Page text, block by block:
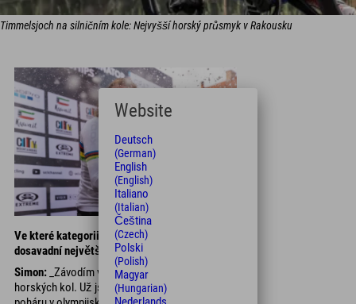
Timmelsjoch na silničním kole: Nejvyšší horský průsmyk v Rakousku
Ve které kategorii soutěžíte a jaký byl váš
dosavadní největší úspěch?
Simon: _Závodím ve všech disciplínách
horských kol. Už jsem se zúčastnil Světového
Website
Deutsch
(German)
English
(English)
Italiano
(Italian)
Čeština
(Czech)
Polski
(Polish)
Magyar
(Hungarian)